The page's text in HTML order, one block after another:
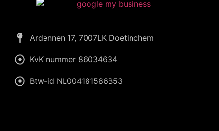
Ardennen 17, 7007LK Doetinchem
KvK nummer 86034634
Btw-id NL004181586B53